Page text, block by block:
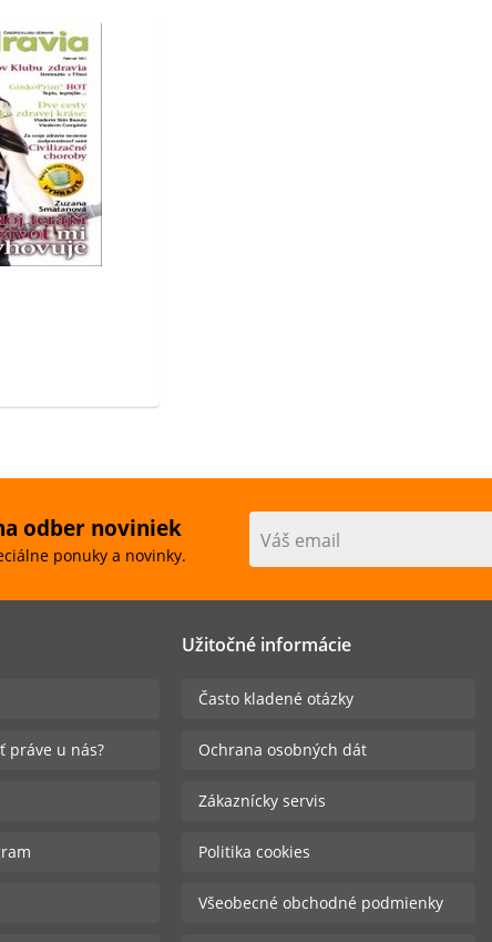
odber noviniek
ponuky a novinky.
Váš email
práve u nás?
Užitočné informácie
Často kladené otázky
Ochrana osobných dát
Zákaznícky servis
Politika cookies
Všeobecné obchodné podmienky